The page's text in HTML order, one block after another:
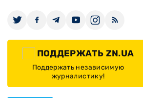
ПОДДЕРЖАТЬ ZN.UA
Поддержать независимую
журналистику!